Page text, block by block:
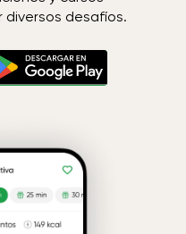
diversos desafíos.